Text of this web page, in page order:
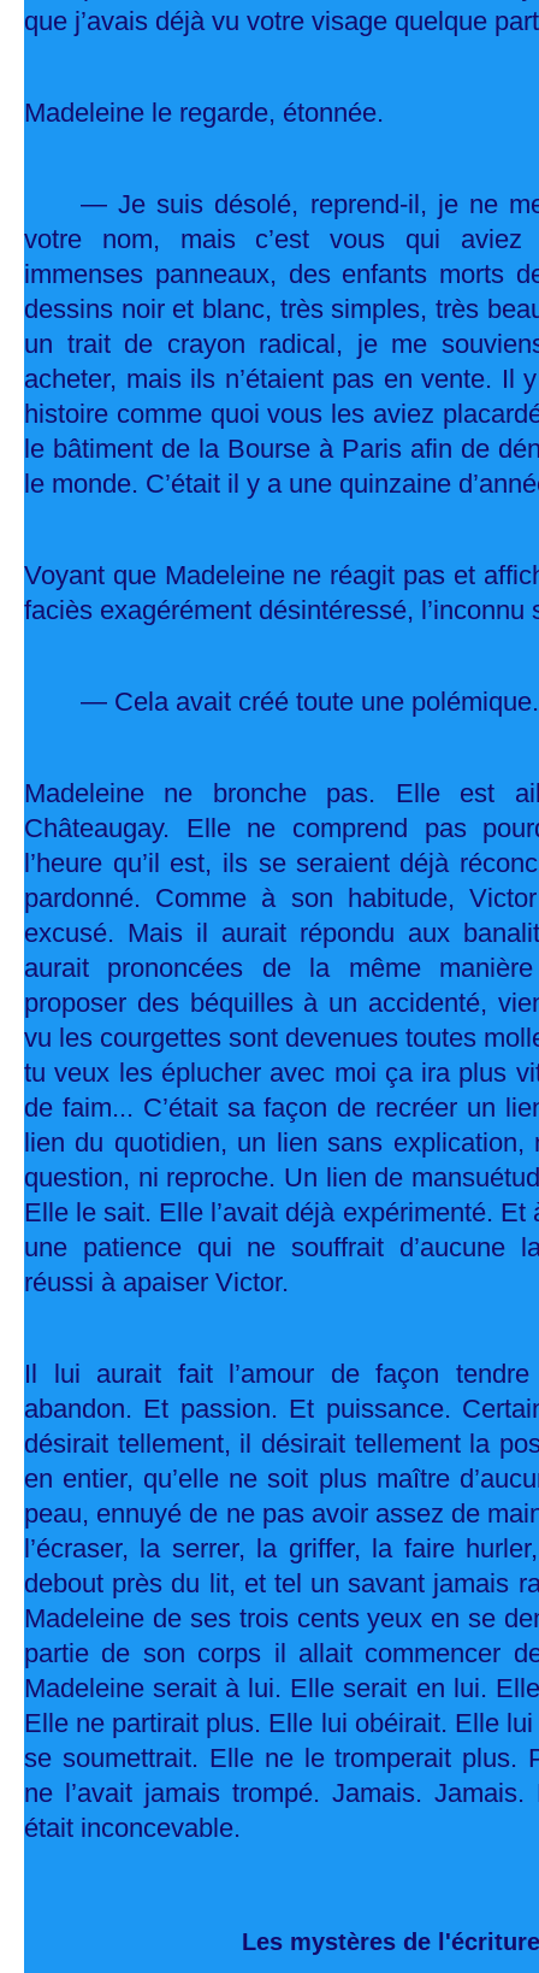
que j’avais déjà vu votre visage quelque
Madeleine le regarde, étonnée.
— Je suis désolé, reprend-il, je ne
votre nom, mais c’est vous qui aviez
immenses panneaux, des enfants morts
dessins noir et blanc, très simples, très
un trait de crayon radical, je me
acheter, mais ils n’étaient pas en vente. Il
histoire comme quoi vous les aviez
le bâtiment de la Bourse à Paris afin de
le monde. C’était il y a une quinzaine
Voyant que Madeleine ne réagit pas et
faciès exagérément désintéressé, l’inconnu
— Cela avait créé toute une polémique.
Madeleine ne bronche pas. Elle est
Châteaugay. Elle ne comprend pas
l’heure qu’il est, ils se seraient déjà
pardonné. Comme à son habitude,
excusé. Mais il aurait répondu aux
aurait prononcées de la même
proposer des béquilles à un accidenté,
vu les courgettes sont devenues toutes
tu veux les éplucher avec moi ça ira plus
de faim... C’était sa façon de recréer un
lien du quotidien, un lien sans explication,
question, ni reproche. Un lien de
Elle le sait. Elle l’avait déjà expérimenté. Et
une patience qui ne souffrait d’aucune
réussi à apaiser Victor.
Il lui aurait fait l’amour de façon
abandon. Et passion. Et puissance.
désirait tellement, il désirait tellement la
en entier, qu’elle ne soit plus maître
peau, ennuyé de ne pas avoir assez de
l’écraser, la serrer, la griffer, la faire
debout près du lit, et tel un savant jamais
Madeleine de ses trois cents yeux en se
partie de son corps il allait commencer
Madeleine serait à lui. Elle serait en lui.
Elle ne partirait plus. Elle lui obéirait. Elle
se soumettrait. Elle ne le tromperait plus.
ne l’avait jamais trompé. Jamais. Jamais.
était inconcevable.
Les mystères de l'écriture